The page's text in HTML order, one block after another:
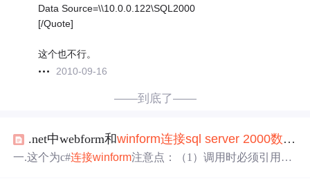
Data Source=\\10.0.0.122\SQL2000
[/Quote]
这个也不行。
2010-09-16
——到底了——
.net中webform和winform连接sql server 2000数据库
一.这个为c#连接winform注意点：（1）调用时必须引用此